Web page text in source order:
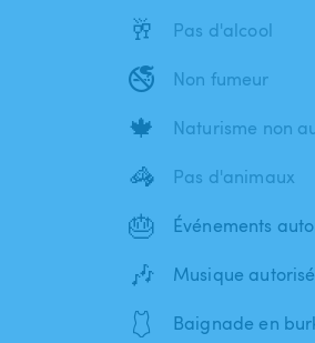
🥂 Pas d'alcool
🚭 Non fumeur
🍁 Naturisme non
🦓 Pas d'animaux
🎂 Événements
🎶 Musique
🩱 Baignade en